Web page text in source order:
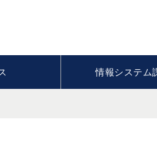
情報システム